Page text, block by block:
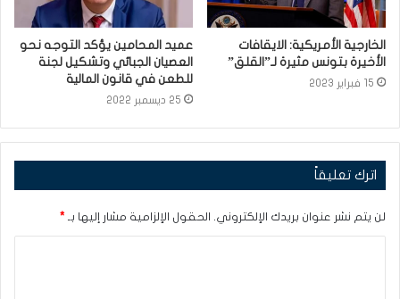
الخارجية الأمريكية: الايقافات
الأخيرة بتونس مثيرة لـ”القلق”
15 فبراير 2023
عميد المحامين يؤكد التوجه نحو
العصيان الجبائي وتشكيل لجنة
للطعن في قانون المالية
25 ديسمبر 2022
اترك تعليقاً
لن يتم نشر عنوان بريدك الإلكتروني. الحقول الإلزامية مشار إليها بـ *